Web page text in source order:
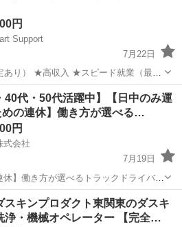
円
Support
7月22日
り） ★高収入 ★スピード就業（最短
査 ・化粧品の梱包や仕分け ...
工場 未経験
40代・50代活躍中】【日中のみ運
の連休】働き方が選べる…
円
式会社
7月19日
休】働き方が選べるトラックドライバー
式会社 【雇用形態】正社員 【職種】ド
日本語ネイティブレベルの方に限る
50代
スキンプロダクト東関東のダスキ
浄・機械オペレーター 【完全…